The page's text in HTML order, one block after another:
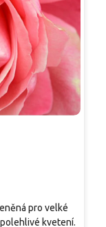
pro velké
kvetení.